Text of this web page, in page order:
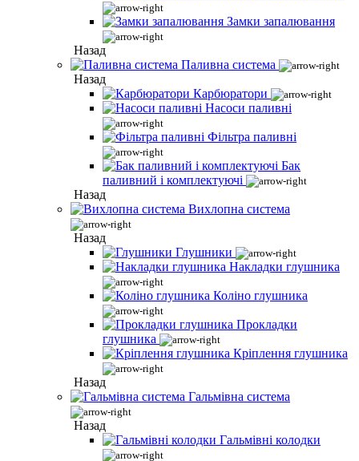
Замки запалювання
Назад
Паливна система
Назад
Карбюратори
Насоси паливні
Фільтра паливні
Бак
паливний і комплектуючі
Назад
Вихлопна система
Назад
Глушники
Накладки глушника
Коліно глушника
Прокладки
глушника
Кріплення глушника
Назад
Гальмівна система
Назад
Гальмівні колодки